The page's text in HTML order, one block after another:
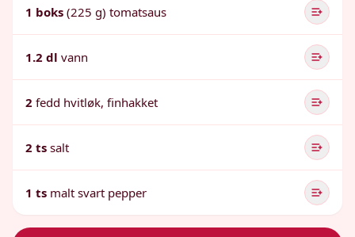
1 boks (225 g) tomatsaus
1.2 dl vann
2 fedd hvitløk, finhakket
2 ts salt
1 ts malt svart pepper